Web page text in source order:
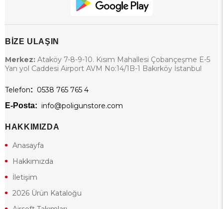
BİZE ULAŞIN
Merkez: Ataköy 7-8-9-10. Kısım Mahallesi Çobançeşme E-5
Yan yol Caddesi Airport AVM No:14/1B-1 Bakırköy İstanbul
Telefon: 0538 765 765 4
E-Posta: info@poligunstore.com
HAKKIMIZDA
Anasayfa
Hakkımızda
İletişim
2026 Ürün Kataloğu